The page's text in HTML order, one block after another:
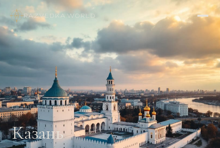
RAZVEDKA·WORLD
Главная/Страны/🇷🇺 Россия/Казань
Казань